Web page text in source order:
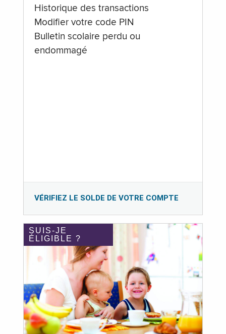
Historique des transactions
Modifier votre code PIN
Bulletin scolaire perdu ou
endommagé
VÉRIFIEZ LE SOLDE DE VOTRE COMPTE
SUIS-JE
ÉLIGIBLE ?